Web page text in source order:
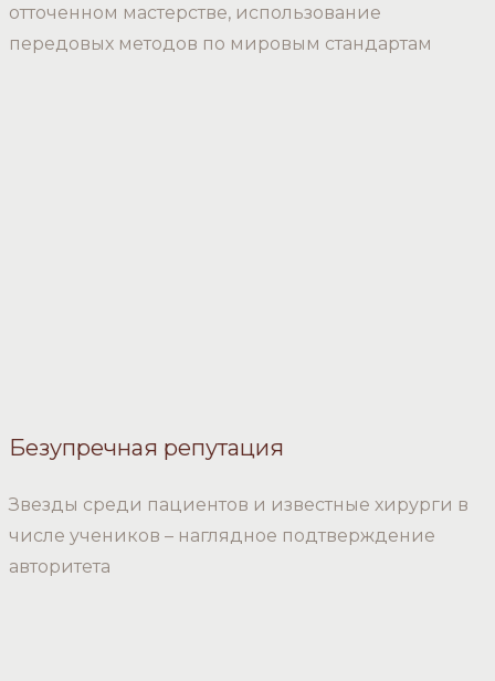
отточенном мастерстве, использование
передовых методов по мировым стандартам
Безупречная репутация
Звезды среди пациентов и известные хирурги в
числе учеников – наглядное подтверждение
авторитета